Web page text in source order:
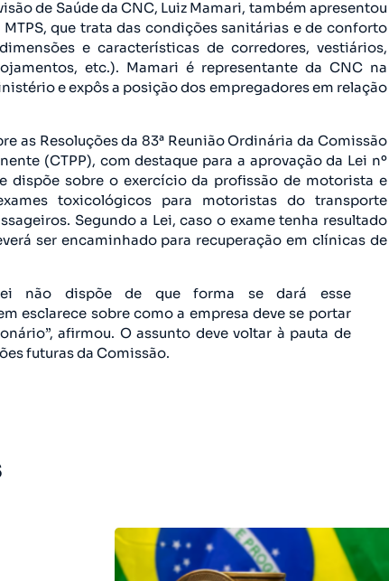
de Saúde da CNC, Luiz Mamari, também apresentou
MTPS, que trata das condições sanitárias e de conforto
e características de corredores, vestiários,
etc.). Mamari é representante da CNC na
e expôs a posição dos empregadores em relação
as Resoluções da 83ª Reunião Ordinária da Comissão
(CTPP), com destaque para a aprovação da Lei nº
dispõe sobre o exercício da profissão de motorista e
toxicológicos para motoristas do transporte
Segundo a Lei, caso o exame tenha resultado
ser encaminhado para recuperação em clínicas de
não dispõe de que forma se dará esse
esclarece sobre como a empresa deve se portar
afirmou. O assunto deve voltar à pauta de
futuras da Comissão.